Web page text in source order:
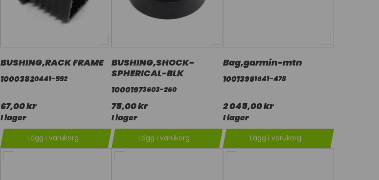
BUSHING,RACK FRAME
10003820441-592
67,00 kr
I lager
Lägg i varukorg
BUSHING,SHOCK-
SPHERICAL-BLK
10001973603-260
75,00 kr
I lager
Lägg i varukorg
Bag,garmin-mtn
10013961641-478
2 045,00 kr
I lager
Lägg i varukorg